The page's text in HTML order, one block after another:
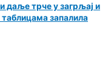
даље трче у загрљај и
запалила